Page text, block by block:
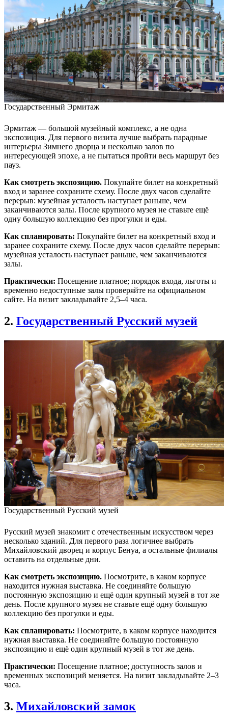
Государственный Эрмитаж
Эрмитаж — большой музейный комплекс, а не одна
экспозиция. Для первого визита лучше выбрать парадные
интерьеры Зимнего дворца и несколько залов по
интересующей эпохе, а не пытаться пройти весь маршрут без
пауз.
Как смотреть экспозицию. Покупайте билет на конкретный
вход и заранее сохраните схему. После двух часов сделайте
перерыв: музейная усталость наступает раньше, чем
заканчиваются залы. После крупного музея не ставьте ещё
одну большую коллекцию без прогулки и еды.
Как спланировать: Покупайте билет на конкретный вход и
заранее сохраните схему. После двух часов сделайте перерыв:
музейная усталость наступает раньше, чем заканчиваются
залы.
Практически: Посещение платное; порядок входа, льготы и
временно недоступные залы проверяйте на официальном
сайте. На визит закладывайте 2,5–4 часа.
2. Государственный Русский музей
Государственный Русский музей
Русский музей знакомит с отечественным искусством через
несколько зданий. Для первого раза логичнее выбрать
Михайловский дворец и корпус Бенуа, а остальные филиалы
оставить на отдельные дни.
Как смотреть экспозицию. Посмотрите, в каком корпусе
находится нужная выставка. Не соединяйте большую
постоянную экспозицию и ещё один крупный музей в тот же
день. После крупного музея не ставьте ещё одну большую
коллекцию без прогулки и еды.
Как спланировать: Посмотрите, в каком корпусе находится
нужная выставка. Не соединяйте большую постоянную
экспозицию и ещё один крупный музей в тот же день.
Практически: Посещение платное; доступность залов и
временных экспозиций меняется. На визит закладывайте 2–3
часа.
3. Михайловский замок